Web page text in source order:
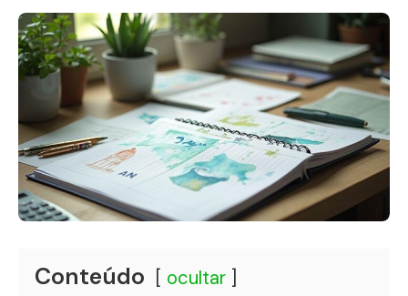
Conteúdo ocultar